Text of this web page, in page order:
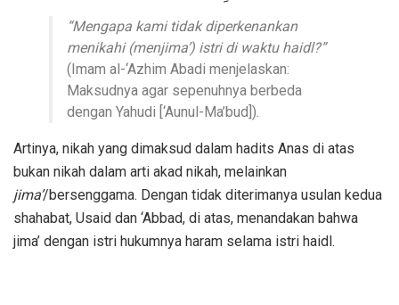
“Mengapa kami tidak diperkenankan
menikahi (menjima’) istri di waktu haidl?”
(Imam al-‘Azhim Abadi menjelaskan:
Maksudnya agar sepenuhnya berbeda
dengan Yahudi [‘Aunul-Ma’bud]).
Artinya, nikah yang dimaksud dalam hadits Anas di atas
bukan nikah dalam arti akad nikah, melainkan
jima’/bersenggama. Dengan tidak diterimanya usulan kedua
shahabat, Usaid dan ‘Abbad, di atas, menandakan bahwa
jima’ dengan istri hukumnya haram selama istri haidl.